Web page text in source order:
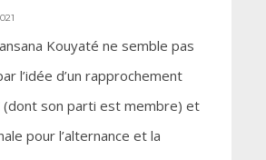
Kouyaté ne semble pas
l’idée d’un rapprochement
(dont son parti est membre) et
pour l’alternance et la